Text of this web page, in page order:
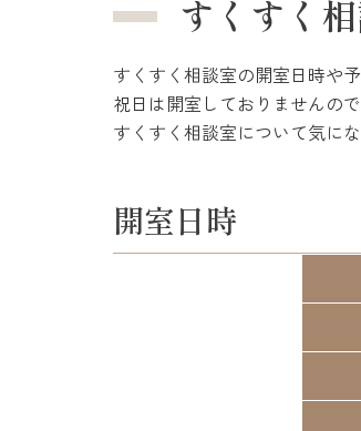
すくすく
すくすく相談室の開室日時や
祝日は開室しておりませんの
すくすく相談室について気に
開室日時